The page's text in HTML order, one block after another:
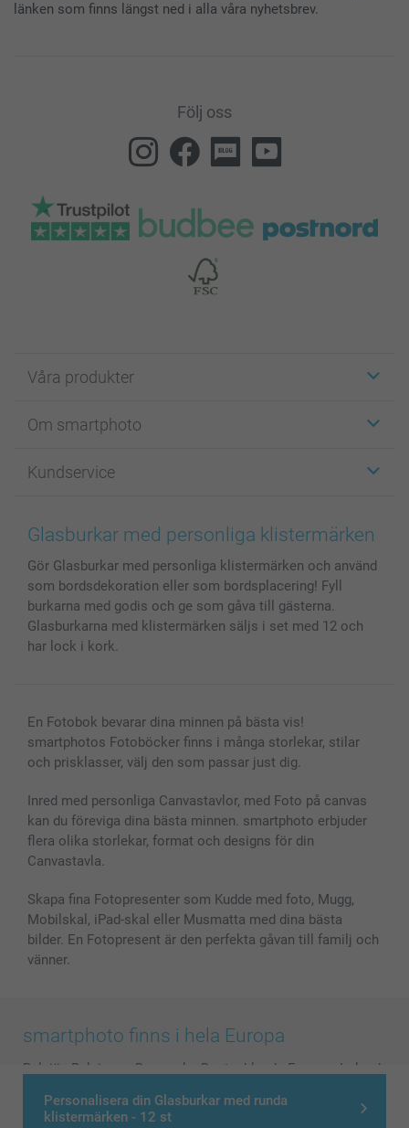
Personalisera din Glasburkar med runda
klistermärken - 12 st
länken som finns längst ned i alla våra nyhetsbrev.
Följ oss
Våra produkter
Fotokort
Fotoböcker
Bilder, Fotoförstoring & Fotohäften
MyNameBook
Fotoalmanackor & Fotoagenda
Fotoramar & Tillbehör
Presentkort
Om smartphoto
För affiliates
Cookie Policy
Villkor och garantier
Investor Relations
Kundservice
smartgaranti
Priser & betalning
Status på beställningar
Glasburkar med personliga klistermärken
Gör Glasburkar med personliga klistermärken och använd
som bordsdekoration eller som bordsplacering! Fyll
burkarna med godis och ge som gåva till gästerna.
Glasburkarna med klistermärken säljs i set med 12 och
har lock i kork.
En Fotobok bevarar dina minnen på bästa vis!
smartphotos Fotoböcker finns i många storlekar, stilar
och prisklasser, välj den som passar just dig.
Inred med personliga Canvastavlor, med Foto på canvas
kan du föreviga dina bästa minnen. smartphoto erbjuder
flera olika storlekar, format och designs för din
Canvastavla.
Skapa fina Fotopresenter som Kudde med foto, Mugg,
Mobilskal, iPad-skal eller Musmatta med dina bästa
bilder. En Fotopresent är den perfekta gåvan till familj och
vänner.
smartphoto finns i hela Europa
België Belgique Danmark Deutschland France
Ireland
Nederland - Norge Österreich Schweiz
Switzerland - Suomi - Sverige